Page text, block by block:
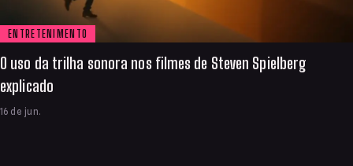
ENTRETENIMENTO
O uso da trilha sonora nos filmes de Steven Spielberg
explicado
16 de jun.